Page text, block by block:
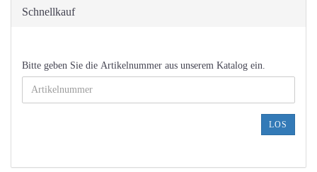
Schnellkauf
BITTE
GEBEN
SIE
Bitte geben Sie die Artikelnummer aus unserem Katalog ein.
LOS